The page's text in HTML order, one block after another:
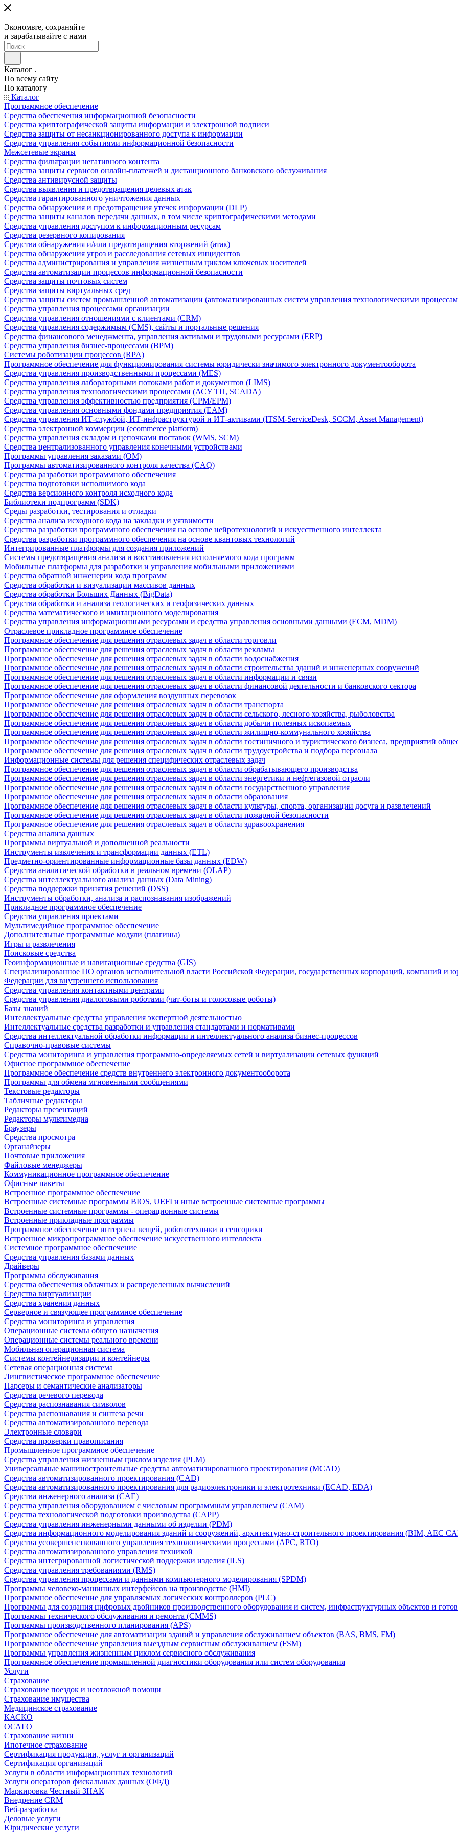
Экономьте, сохраняйте
и зарабатывайте с нами
Каталог
По всему сайту
По каталогу
Каталог
Программное обеспечение
Средства обеспечения информационной безопасности
Средства криптографической защиты информации и электронной подписи
Средства защиты от несанкционированного доступа к информации
Средства управления событиями информационной безопасности
Межсетевые экраны
Средства фильтрации негативного контента
Средства защиты сервисов онлайн-платежей и дистанционного банковского обслуживания
Средства антивирусной защиты
Средства выявления и предотвращения целевых атак
Средства гарантированного уничтожения данных
Средства обнаружения и предотвращения утечек информации (DLP)
Средства защиты каналов передачи данных, в том числе криптографическими методами
Средства управления доступом к информационным ресурсам
Средства резервного копирования
Средства обнаружения и/или предотвращения вторжений (атак)
Средства обнаружения угроз и расследования сетевых инцидентов
Средства администрирования и управления жизненным циклом ключевых носителей
Средства автоматизации процессов информационной безопасности
Средства защиты почтовых систем
Средства защиты виртуальных сред
Средства защиты систем промышленной автоматизации (автоматизированных систем управления технологическими
Средства управления процессами организации
Средства управления отношениями с клиентами (CRM)
Средства управления содержимым (CMS), сайты и портальные решения
Средства финансового менеджмента, управления активами и трудовыми ресурсами (ERP)
Средства управления бизнес-процессами (BPM)
Системы роботизации процессов (RPA)
Программное обеспечение для функционирования системы юридически значимого электронного документооборота
Средства управления производственными процессами (MES)
Средства управления лабораторными потоками работ и документов (LIMS)
Средства управления технологическими процессами (АСУ ТП, SCADA)
Средства управления эффективностью предприятия (CPM/EPM)
Средства управления основными фондами предприятия (EAM)
Средства управления ИТ-службой, ИТ-инфраструктурой и ИТ-активами (ITSM-ServiceDesk, SCCM, Asset Management)
Средства электронной коммерции (ecommerce platform)
Средства управления складом и цепочками поставок (WMS, SCM)
Средства централизованного управления конечными устройствами
Программы управления заказами (OM)
Программы автоматизированного контроля качества (CAQ)
Средства разработки программного обеспечения
Средства подготовки исполнимого кода
Средства версионного контроля исходного кода
Библиотеки подпрограмм (SDK)
Среды разработки, тестирования и отладки
Средства анализа исходного кода на закладки и уязвимости
Средства разработки программного обеспечения на основе нейротехнологий и искусственного интеллекта
Средства разработки программного обеспечения на основе квантовых технологий
Интегрированные платформы для создания приложений
Системы предотвращения анализа и восстановления исполняемого кода программ
Мобильные платформы для разработки и управления мобильными приложениями
Средства обратной инженерии кода программ
Средства обработки и визуализации массивов данных
Средства обработки Больших Данных (BigData)
Средства обработки и анализа геологических и геофизических данных
Средства математического и имитационного моделирования
Средства управления информационными ресурсами и средства управления основными данными (ECM, MDM)
Отраслевое прикладное программное обеспечение
Программное обеспечение для решения отраслевых задач в области торговли
Программное обеспечение для решения отраслевых задач в области рекламы
Программное обеспечение для решения отраслевых задач в области водоснабжения
Программное обеспечение для решения отраслевых задач в области строительства зданий и инженерных сооружений
Программное обеспечение для решения отраслевых задач в области информации и связи
Программное обеспечение для решения отраслевых задач в области финансовой деятельности и банковского сектора
Программное обеспечение для оформления воздушных перевозок
Программное обеспечение для решения отраслевых задач в области транспорта
Программное обеспечение для решения отраслевых задач в области сельского, лесного хозяйства, рыболовства
Программное обеспечение для решения отраслевых задач в области добычи полезных ископаемых
Программное обеспечение для решения отраслевых задач в области жилищно-коммунального хозяйства
Программное обеспечение для решения отраслевых задач в области гостиничного и туристического бизнеса, предприятий
Программное обеспечение для решения отраслевых задач в области трудоустройства и подбора персонала
Информационные системы для решения специфических отраслевых задач
Программное обеспечение для решения отраслевых задач в области обрабатывающего производства
Программное обеспечение для решения отраслевых задач в области энергетики и нефтегазовой отрасли
Программное обеспечение для решения отраслевых задач в области государственного управления
Программное обеспечение для решения отраслевых задач в области образования
Программное обеспечение для решения отраслевых задач в области культуры, спорта, организации досуга и развлечений
Программное обеспечение для решения отраслевых задач в области пожарной безопасности
Программное обеспечение для решения отраслевых задач в области здравоохранения
Средства анализа данных
Программы виртуальной и дополненной реальности
Инструменты извлечения и трансформации данных (ETL)
Предметно-ориентированные информационные базы данных (EDW)
Средства аналитической обработки в реальном времени (OLAP)
Средства интеллектуального анализа данных (Data Mining)
Средства поддержки принятия решений (DSS)
Инструменты обработки, анализа и распознавания изображений
Прикладное программное обеспечение
Средства управления проектами
Мультимедийное программное обеспечение
Дополнительные программные модули (плагины)
Игры и развлечения
Поисковые средства
Геоинформационные и навигационные средства (GIS)
Специализированное ПО органов исполнительной власти Российской Федерации, государственных корпораций, компаний и
Федерации для внутреннего использования
Средства управления контактными центрами
Средства управления диалоговыми роботами (чат-боты и голосовые роботы)
Базы знаний
Интеллектуальные средства управления экспертной деятельностью
Интеллектуальные средства разработки и управления стандартами и нормативами
Средства интеллектуальной обработки информации и интеллектуального анализа бизнес-процессов
Справочно-правовые системы
Средства мониторинга и управления программно-определяемых сетей и виртуализации сетевых функций
Офисное программное обеспечение
Программное обеспечение средств внутреннего электронного документооборота
Программы для обмена мгновенными сообщениями
Текстовые редакторы
Табличные редакторы
Редакторы презентаций
Редакторы мультимедиа
Браузеры
Средства просмотра
Органайзеры
Почтовые приложения
Файловые менеджеры
Коммуникационное программное обеспечение
Офисные пакеты
Встроенное программное обеспечение
Встроенные системные программы BIOS, UEFI и иные встроенные системные программы
Встроенные системные программы - операционные системы
Встроенные прикладные программы
Программное обеспечение интернета вещей, робототехники и сенсорики
Встроенное микропрограммное обеспечение искусственного интеллекта
Системное программное обеспечение
Средства управления базами данных
Драйверы
Программы обслуживания
Средства обеспечения облачных и распределенных вычислений
Средства виртуализации
Средства хранения данных
Серверное и связующее программное обеспечение
Средства мониторинга и управления
Операционные системы общего назначения
Операционные системы реального времени
Мобильная операционная система
Системы контейнеризации и контейнеры
Сетевая операционная система
Лингвистическое программное обеспечение
Парсеры и семантические анализаторы
Средства речевого перевода
Средства распознавания символов
Средства распознавания и синтеза речи
Средства автоматизированного перевода
Электронные словари
Средства проверки правописания
Промышленное программное обеспечение
Средства управления жизненным циклом изделия (PLM)
Универсальные машиностроительные средства автоматизированного проектирования (MCAD)
Средства автоматизированного проектирования (CAD)
Средства автоматизированного проектирования для радиоэлектроники и электротехники (ECAD, EDA)
Средства инженерного анализа (CAE)
Средства управления оборудованием с числовым программным управлением (CAM)
Средства технологической подготовки производства (CAPP)
Средства управления инженерными данными об изделии (PDM)
Средства информационного моделирования зданий и сооружений, архитектурно-строительного проектирования (BIM, AEC
Средства усовершенствованного управления технологическими процессами (APC, RTO)
Средства автоматизированного управления техникой
Средства интегрированной логистической поддержки изделия (ILS)
Средства управления требованиями (RMS)
Средства управления процессами и данными компьютерного моделирования (SPDM)
Программы человеко-машинных интерфейсов на производстве (HMI)
Программное обеспечение для управляемых логических контроллеров (PLC)
Программы для создания цифровых двойников производственного оборудования и систем, инфраструктурных объектов и
Программы технического обслуживания и ремонта (CMMS)
Программы производственного планирования (APS)
Программное обеспечение для автоматизации зданий и управления обслуживанием объектов (BAS, BMS, FM)
Программное обеспечение управления выездным сервисным обслуживанием (FSM)
Программы управления жизненным циклом сервисного обслуживания
Программное обеспечение промышленной диагностики оборудования или систем оборудования
Услуги
Страхование
Страхование поездок и неотложной помощи
Страхование имущества
Медицинское страхование
КАСКО
ОСАГО
Страхование жизни
Ипотечное страхование
Сертификация продукции, услуг и организаций
Сертификация организаций
Услуги в области информационных технологий
Услуги операторов фискальных данных (ОФД)
Маркировка Честный ЗНАК
Внедрение CRM
Веб-разработка
Деловые услуги
Юридические услуги